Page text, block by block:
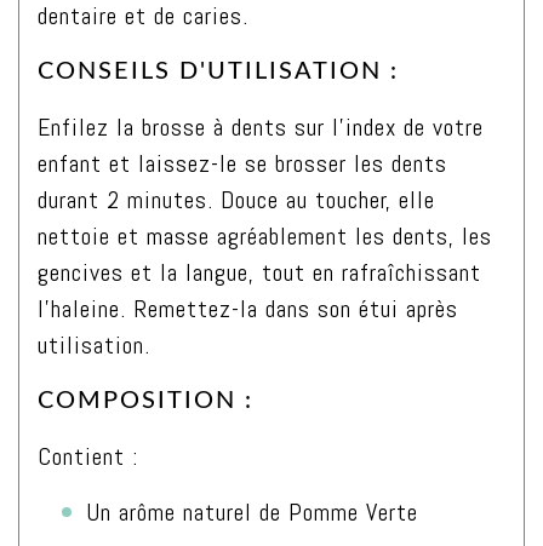
dentaire et de caries.
CONSEILS D'UTILISATION :
Enfilez la brosse à dents sur l’index de votre
enfant et laissez-le se brosser les dents
durant 2 minutes. Douce au toucher, elle
nettoie et masse agréablement les dents, les
gencives et la langue, tout en rafraîchissant
l’haleine. Remettez-la dans son étui après
utilisation.
COMPOSITION :
Contient :
Un arôme naturel de Pomme Verte